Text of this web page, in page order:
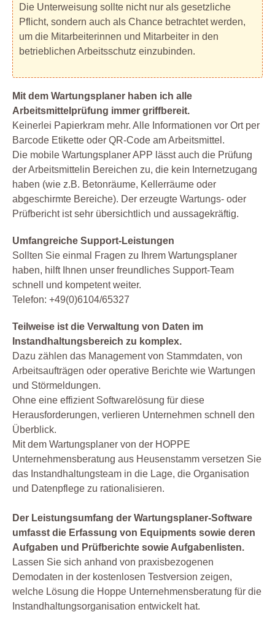
Die Unterweisung sollte nicht nur als gesetzliche
Pflicht, sondern auch als Chance betrachtet werden,
um die Mitarbeiterinnen und Mitarbeiter in den
betrieblichen Arbeitsschutz einzubinden.
Mit dem Wartungsplaner haben ich alle
Arbeitsmittelprüfung immer griffbereit.
Keinerlei Papierkram mehr. Alle Informationen vor Ort per
Barcode Etikette oder QR-Code am Arbeitsmittel.
Die mobile Wartungsplaner APP lässt auch die Prüfung
der Arbeitsmittelin Bereichen zu, die kein Internetzugang
haben (wie z.B. Betonräume, Kellerräume oder
abgeschirmte Bereiche). Der erzeugte Wartungs- oder
Prüfbericht ist sehr übersichtlich und aussagekräftig.
Umfangreiche Support-Leistungen
Sollten Sie einmal Fragen zu Ihrem Wartungsplaner
haben, hilft Ihnen unser freundliches Support-Team
schnell und kompetent weiter.
Telefon: +49(0)6104/65327
Teilweise ist die Verwaltung von Daten im
Instandhaltungsbereich zu komplex.
Dazu zählen das Management von Stammdaten, von
Arbeitsaufträgen oder operative Berichte wie Wartungen
und Störmeldungen.
Ohne eine effizient Softwarelösung für diese
Herausforderungen, verlieren Unternehmen schnell den
Überblick.
Mit dem Wartungsplaner von der HOPPE
Unternehmensberatung aus Heusenstamm versetzen Sie
das Instandhaltungsteam in die Lage, die Organisation
und Datenpflege zu rationalisieren.
Der Leistungsumfang der Wartungsplaner-Software
umfasst die Erfassung von Equipments sowie deren
Aufgaben und Prüfberichte sowie Aufgabenlisten.
Lassen Sie sich anhand von praxisbezogenen
Demodaten in der kostenlosen Testversion zeigen,
welche Lösung die Hoppe Unternehmensberatung für die
Instandhaltungsorganisation entwickelt hat.